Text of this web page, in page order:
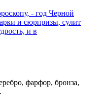
- год Черной
и сюрпризы, сулит
и в
фарфор, бронза,